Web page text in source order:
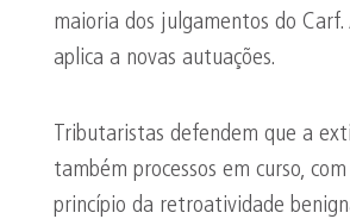
maioria dos julgamentos do Carf.
aplica a novas autuações.
Tributaristas defendem que a
também processos em curso,
princípio da retroatividade